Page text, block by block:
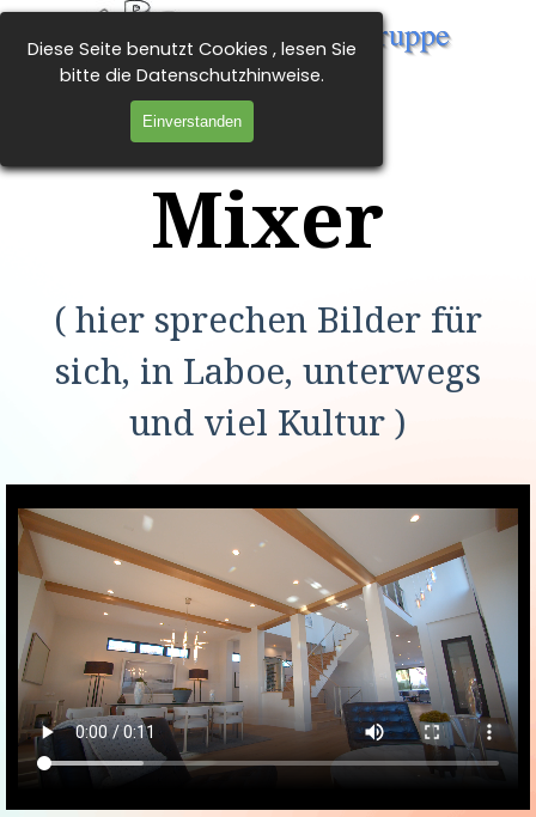
Diese Seite benutzt Cookies , lesen Sie
bitte die Datenschutzhinweise.
Einverstanden
Direkt zum Seiteninhalt
Tanz- und Trachtengruppe
Laboe e.V.
Menü überspringen
Mixer
( hier sprechen Bilder für
sich, in Laboe, unterwegs
und viel Kultur )